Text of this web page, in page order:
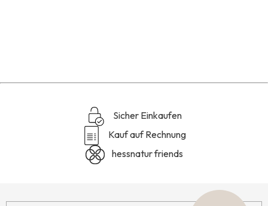
Sicher Einkaufen
Kauf auf Rechnung
hessnatur friends